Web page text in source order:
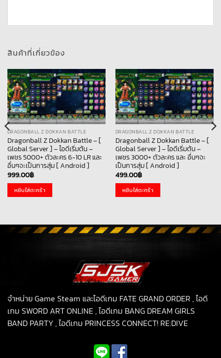
สินค้าที่เกี่ยวข้อง
DRAGONBALL Z DOKKAN BATTLE
Dragonball Z Dokkan Battle – [
Global Server ] – ไอดีเริ่มต้น –
เพชร 5000+ ตัวละคร 6-10 LR และ
อื่นๆจะเป็นการสุ่ม [ Android ]
999.00฿
หยิบใส่ตะกร้า
DRAGONBALL Z DOKKAN BATTLE
Dragonball Z Dokkan Battle – [
Global Server ] – ไอดีเริ่มต้น –
เพชร 3000+ ตัวละคร และ อื่นๆจะ
เป็นการสุ่ม [ Android ]
499.00฿
หยิบใส่ตะกร้า
จำหน่าย Game Steam และไอดีเกม FATE GRAND ORDER , ไอดี
เกม SWORD ART ONLINE , ไอดีเกม BANG DREAM GIRLS
BAND PARTY , ไอดีเกม PRINCESS CONNECT! RE:DIVE